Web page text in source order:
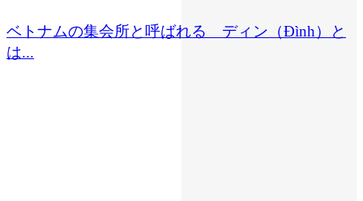
ベトナムの集会所と呼ばれる ディン（Đình）と
は...